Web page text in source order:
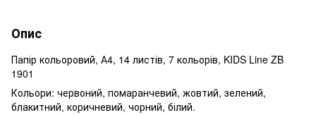
Опис
Папір кольоровий, А4, 14 листів, 7 кольорів, KIDS Line ZB
1901
Кольори: червоний, помаранчевий, жовтий, зелений,
блакитний, коричневий, чорний, білий.